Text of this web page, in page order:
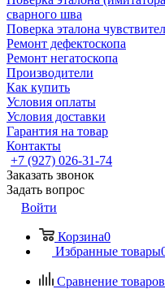
сварного шва
Поверка эталона
Ремонт дефектоскопа
Ремонт негатоскопа
Производители
Как купить
Условия оплаты
Условия доставки
Гарантия на товар
Контакты
+7 (927) 026-31-74
Заказать звонок
Задать вопрос
Войти
Корзина0
Избранные товары
Сравнение товаров